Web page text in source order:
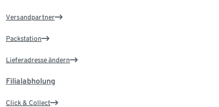
Versandpartner
Packstation
Lieferadresse ändern
Filialabholung
Click & Collect